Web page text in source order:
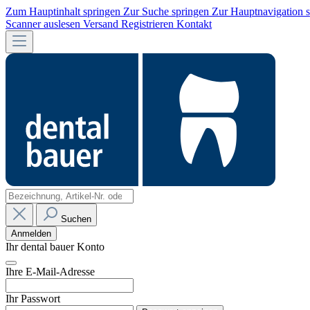
Zum Hauptinhalt springen Zur Suche springen Zur Hauptnavigation
Scanner auslesen Versand Registrieren Kontakt
Suchen
Anmelden
Ihr dental bauer Konto
Ihre E-Mail-Adresse
Ihr Passwort